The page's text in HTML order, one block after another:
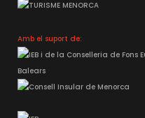
Amb el suport de: